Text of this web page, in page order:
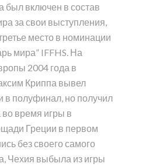
был включен в состав
за свои выступления,
место в номинации
мира” IFFHS. На
2004 года в
Криппа вывел
в полуфинал, но получил
время игры в
Греции в первом
без своего самого
Чехия выбыла из игры